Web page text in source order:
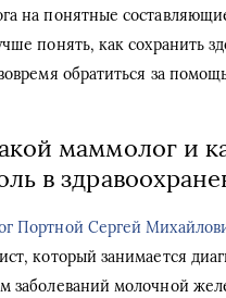
на понятные
понять, как сохранить
обратиться за
маммолог и
в
Портной Сергей
который занимается
заболеваний молочной